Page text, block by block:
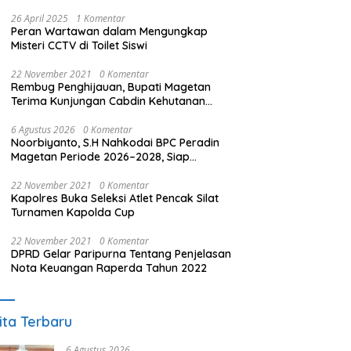
26 April 2025 1 Komentar
Peran Wartawan dalam Mengungkap
Misteri CCTV di Toilet Siswi
22 November 2021 0 Komentar
Rembug Penghijauan, Bupati Magetan
Terima Kunjungan Cabdin Kehutanan
6 Agustus 2026 0 Komentar
Noorbiyanto, S.H Nahkodai BPC Peradin
Magetan Periode 2026–2028, Siap
22 November 2021 0 Komentar
Kapolres Buka Seleksi Atlet Pencak Silat
Turnamen Kapolda Cup
22 November 2021 0 Komentar
DPRD Gelar Paripurna Tentang Penjelasan
Nota Keuangan Raperda Tahun 2022
Terbaru